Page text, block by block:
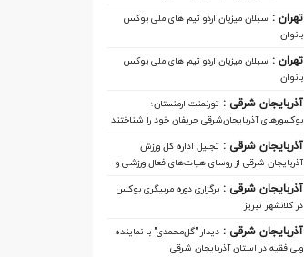
تهران : سبلان میزبان اردو تیم های ملی بوکس
بانوان
تهران : سبلان میزبان اردو تیم های ملی بوکس
بانوان
آذربایجان شرقی :تورنمنت ارمنستان؛
بوکسورهای آذربایجان‌شرقی حریفان خود را شناختند
آذربایجان شرقی :تجلیل اداره کل ورزش
آذربایجان ‌شرقی از روسای هیات‌های فعال ورزشی و
مدال‌آوران
آذربایجان شرقی :برگزاری دوره مربیگری بوکس
در کلانشهر تبریز
آذربایجان شرقی :دیدار "گل‌محمدی" با نماینده
ولی فقیه در استان آذربایجان شرقی